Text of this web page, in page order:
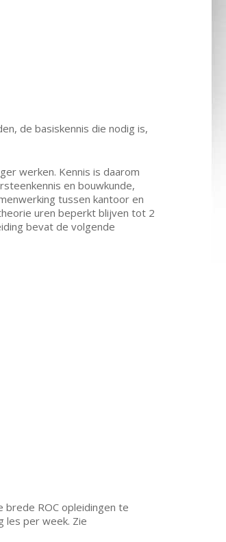
de basiskennis die nodig is,
werken. Kennis is daarom
en bouwkunde,
tussen kantoor en
uren beperkt blijven tot 2
bevat de volgende
ROC opleidingen te
les per week. Zie